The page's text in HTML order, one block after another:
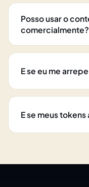
Posso usar o
comercialmente?
E se eu me
E se meus